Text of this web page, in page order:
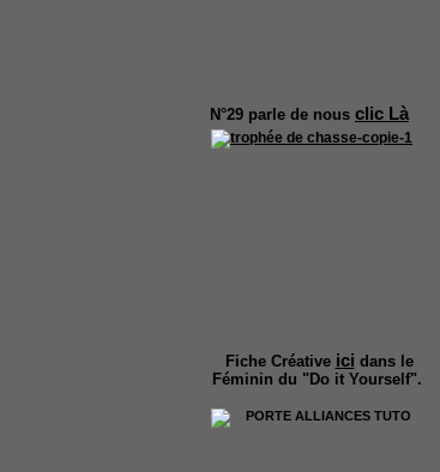
N°29 parle de nous clic Là
Fiche Créative ici dans le
Féminin du "Do it Yourself".